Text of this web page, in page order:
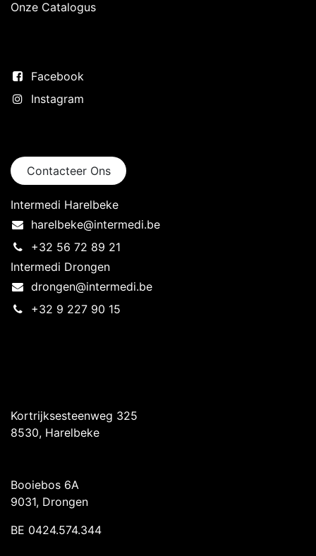
Onze Catalogus
Facebook
Instagram
Contacteer Ons
Intermedi Harelbeke
harelbeke@intermedi.be
+32 56 72 89 21
Intermedi Drongen
drongen@intermedi.be
+32 9 227 90 15
Kortrijksesteenweg 325
8530, Harelbeke
Booiebos 6A
9031, Drongen
BE 0424.574.344